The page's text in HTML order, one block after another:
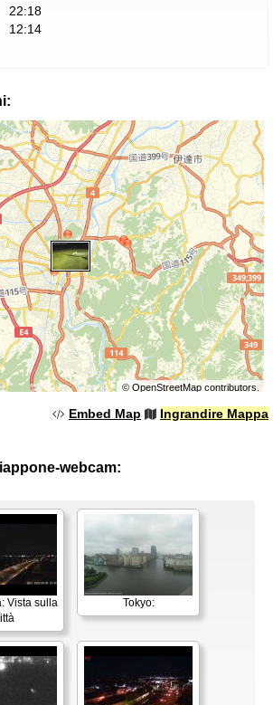
22:18
12:14
© OpenStreetMapcontributors.
Embed Map Ingrandire Mappa
webcam:
Vista sulla
Tokyo: